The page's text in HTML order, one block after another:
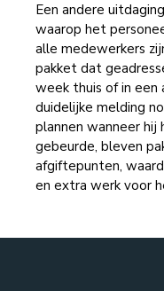
Een andere
waarop het
alle medewerkers
pakket dat
week thuis of in een
duidelijke melding
plannen wanneer
gebeurde, bleven
afgiftepunten,
en extra werk voor